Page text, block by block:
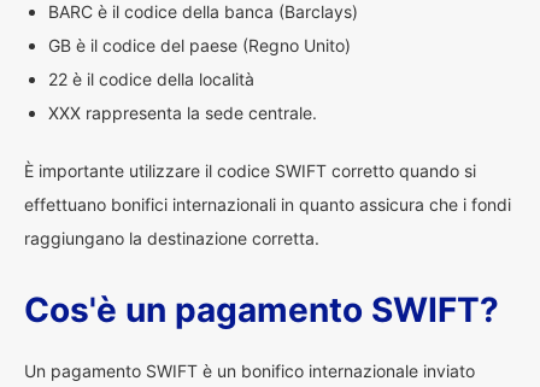
BARC è il codice della banca (Barclays)
GB è il codice del paese (Regno Unito)
22 è il codice della località
XXX rappresenta la sede centrale.
È importante utilizzare il codice SWIFT corretto quando si
effettuano bonifici internazionali in quanto assicura che i fondi
raggiungano la destinazione corretta.
Cos'è un pagamento SWIFT?
Un pagamento SWIFT è un bonifico internazionale inviato